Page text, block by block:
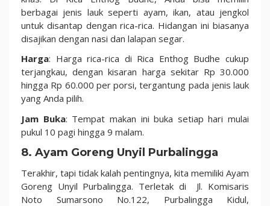
berbagai jenis lauk seperti ayam, ikan, atau jengkol
untuk disantap dengan rica-rica. Hidangan ini biasanya
disajikan dengan nasi dan lalapan segar.
Harga: Harga rica-rica di Rica Enthog Budhe cukup
terjangkau, dengan kisaran harga sekitar Rp 30.000
hingga Rp 60.000 per porsi, tergantung pada jenis lauk
yang Anda pilih.
Jam Buka: Tempat makan ini buka setiap hari mulai
pukul 10 pagi hingga 9 malam.
8. Ayam Goreng Unyil Purbalingga
Terakhir, tapi tidak kalah pentingnya, kita memiliki Ayam
Goreng Unyil Purbalingga. Terletak di Jl. Komisaris
Noto Sumarsono No.122, Purbalingga Kidul,